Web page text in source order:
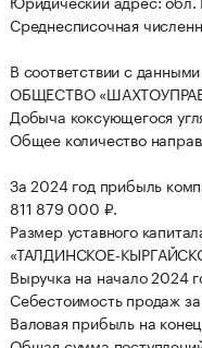
Среднесписочная
В соответствии с
ОБЩЕСТВО
Добыча коксующегося
Общее количество
За 2024 год прибыль
811 879 000 ₽.
Размер уставного
«ТАЛДИНСКОЕ-
Выручка на начало 2024
Себестоимость продаж
Валовая прибыль на